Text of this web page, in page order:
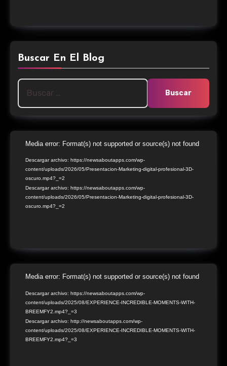
Buscar En El Blog
Buscar:
Reproductor
de
vídeo
Media error: Format(s) not supported or source(s) not found
Descargar archivo: https://newsaboutapps.com/wp-
content/uploads/2026/05/Presentacion-Marketing-digital-profesional-3D-
oscuro.mp4?_=2
Descargar archivo: https://newsaboutapps.com/wp-
content/uploads/2026/05/Presentacion-Marketing-digital-profesional-3D-
oscuro.mp4?_=2
Reproductor
de
vídeo
Media error: Format(s) not supported or source(s) not found
Descargar archivo: https://newsaboutapps.com/wp-
content/uploads/2025/08/EXPERIENCE-INCREDIBLE-MOMENTS-WITH-
BREEMFY2.mp4?_=3
Descargar archivo: http://newsaboutapps.com/wp-
content/uploads/2025/08/EXPERIENCE-INCREDIBLE-MOMENTS-WITH-
BREEMFY2.mp4?_=3